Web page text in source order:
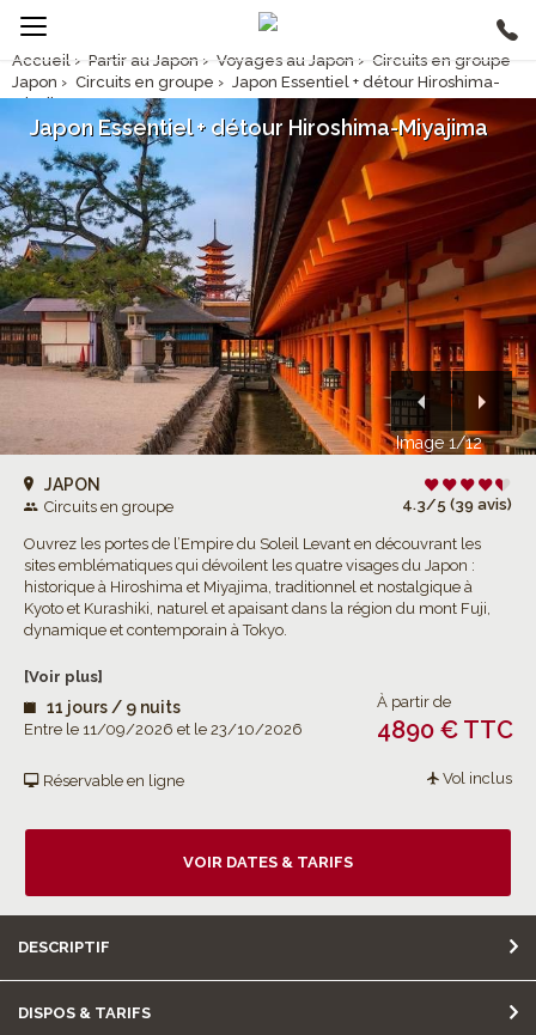
Accueil › Partir au Japon › Voyages au Japon › Circuits en groupe
Japon › Circuits en groupe › Japon Essentiel + détour Hiroshima-
Miyajima
Image 1/12
Japon Essentiel + détour Hiroshima-Miyajima
JAPON
Circuits en groupe 4.3/5 (39 avis)
Ouvrez les portes de l’Empire du Soleil Levant en découvrant les
sites emblématiques qui dévoilent les quatre visages du Japon :
historique à Hiroshima et Miyajima, traditionnel et nostalgique à
Kyoto et Kurashiki, naturel et apaisant dans la région du mont Fuji,
dynamique et contemporain à Tokyo.
[Voir plus]
11 jours / 9 nuits
Entre le 11/09/2026 et le 23/10/2026
À partir de
4890 € TTC
Réservable en ligne Vol inclus
VOIR DATES & TARIFS
DESCRIPTIF
DISPOS & TARIFS